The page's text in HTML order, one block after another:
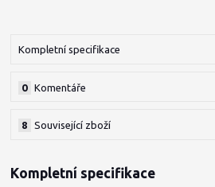
Kompletní specifikace
Komentáře
0
Související zboží
8
Kompletní specifikace